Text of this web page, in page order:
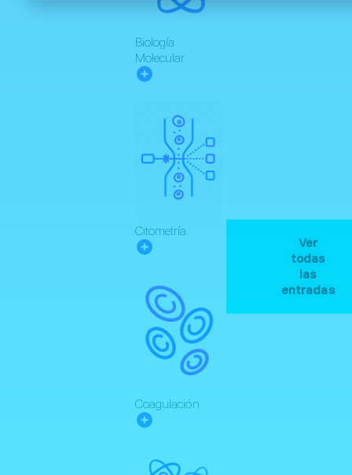
Biología
Molecular
Citometría
Coagulación
Ver
todas
las
entradas